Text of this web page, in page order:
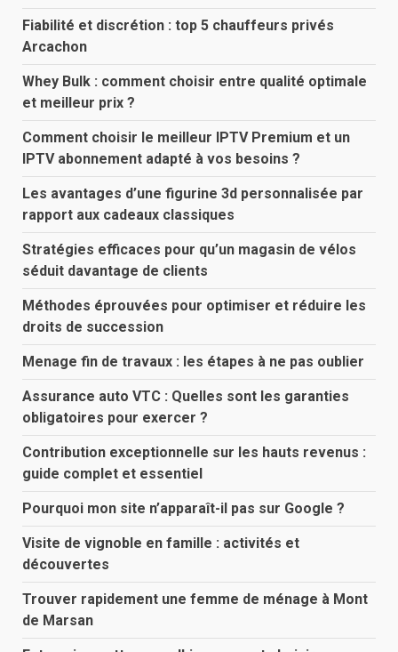
Fiabilité et discrétion : top 5 chauffeurs privés
Arcachon
Whey Bulk : comment choisir entre qualité optimale
et meilleur prix ?
Comment choisir le meilleur IPTV Premium et un
IPTV abonnement adapté à vos besoins ?
Les avantages d’une figurine 3d personnalisée par
rapport aux cadeaux classiques
Stratégies efficaces pour qu’un magasin de vélos
séduit davantage de clients
Méthodes éprouvées pour optimiser et réduire les
droits de succession
Menage fin de travaux : les étapes à ne pas oublier
Assurance auto VTC : Quelles sont les garanties
obligatoires pour exercer ?
Contribution exceptionnelle sur les hauts revenus :
guide complet et essentiel
Pourquoi mon site n’apparaît-il pas sur Google ?
Visite de vignoble en famille : activités et
découvertes
Trouver rapidement une femme de ménage à Mont
de Marsan